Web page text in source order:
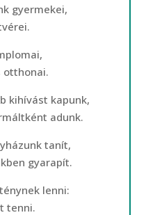
gyermekei,
otthonai.
kihívást kapunk,
adunk.
tanít,
gyarapít.
lenni:
tenni.